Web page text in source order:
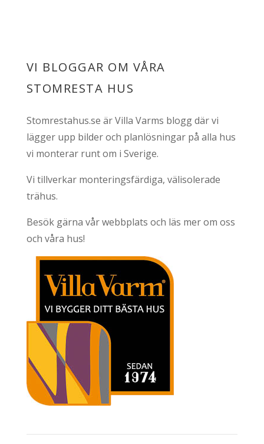
VI BLOGGAR OM VÅRA
STOMRESTA HUS
Stomrestahus.se är Villa Varms blogg där vi
lägger upp bilder och planlösningar på alla hus
vi monterar runt om i Sverige.
Vi tillverkar monteringsfärdiga, välisolerade
trähus.
Besök gärna vår webbplats och läs mer om oss
och våra hus!